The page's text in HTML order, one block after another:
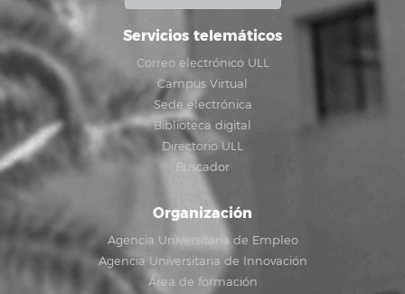
Servicios telemáticos
Correo electrónico ULL
Campus Virtual
Sede electrónica
Biblioteca digital
Directorio ULL
Buscador
Organización
Agencia Universitaria de Empleo
Agencia Universitaria de Innovación
Área de formación